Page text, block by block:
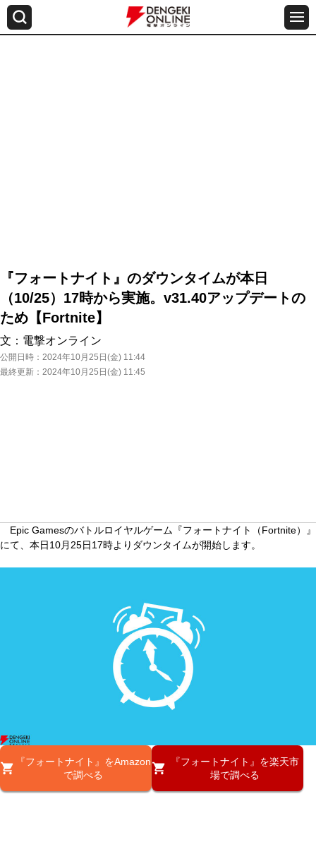
『フォートナイト』のダウンタイムが本日
（10/25）17時から実施。v31.40アップデートの
ため【Fortnite】
文： 電撃オンライン
公開日時： 2024年10月25日(金) 11:44
最終更新： 2024年10月25日(金) 11:45
Epic Gamesのバトルロイヤルゲーム『フォートナイト（Fortnite）』
にて、本日10月25日17時よりダウンタイムが開始します。
『フォートナイト』をAmazon
で調べる
『フォートナイト』を楽天市
場で調べる